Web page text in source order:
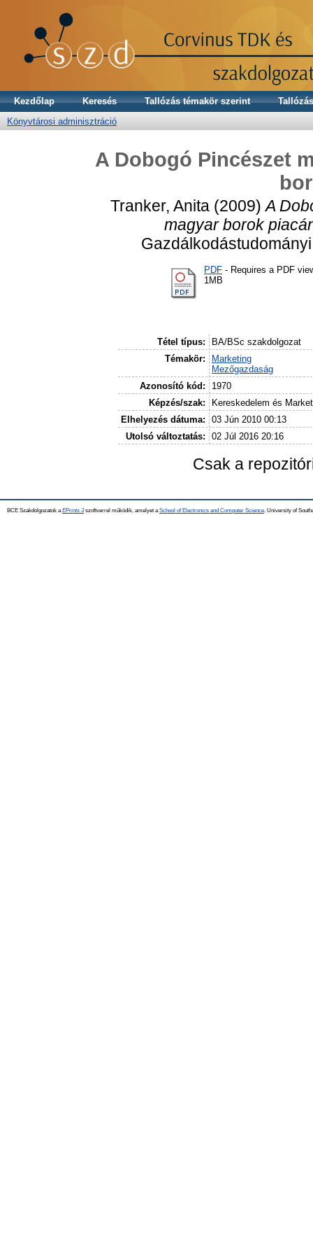
Kezdőlap Keresés Tallózás témakör szerint
Könyvtárosi adminisztráció
A Dobogó Pincészet
Tranker, Anita(2009)A
magyar borok
PDF - Requires a PDF
1MB
Tétel típus:
BA/BSc szakdolgozat
Témakör:
Marketing
Mezőgazdaság
Azonosító kód:
1970
Képzés/szak:
Kereskedelem és
Elhelyezés dátuma:
03 Jún 2010 00:13
Utolsó változtatás:
02 Júl 2016 20:16
Csak a
BCE Szakdolgozatok a EPrints 3szoftverrel működik, amelyet a School of Electronics and Computer Science, University of